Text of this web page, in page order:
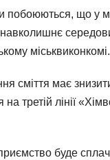
побоюються, що у
навколишнє
міськвиконкомі.
сміття має
третій лінії
буде